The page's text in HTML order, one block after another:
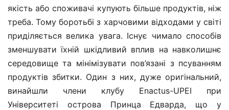
якість або споживачі купують більше продуктів, ніж
треба. Тому боротьбі з харчовими відходами у світі
приділяється велика увага. Існує чимало способів
зменшувати їхній шкідливий вплив на навколишнє
середовище та мінімізувати пов’язані з псуванням
продуктів збитки. Один з них, дуже оригінальний,
винайшли члени клубу Enactus-UPEI при
Університеті острова Принца Едварда, що у